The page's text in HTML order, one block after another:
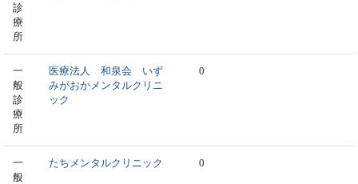
診
療
所
一
般
診
療
所
医療法人 和泉会 いず
みがおかメンタルクリニ
ック
0
一
般
たちメンタルクリニック 0